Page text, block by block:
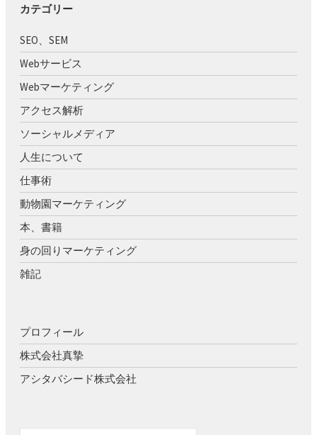
カテゴリー
SEO、SEM
Webサービス
Webマーケティング
アクセス解析
ソーシャルメディア
人生について
仕事術
動物園マーケティング
本、書籍
身の回りマーケティング
雑記
プロフィール
株式会社真摯
アシタバシード株式会社
検